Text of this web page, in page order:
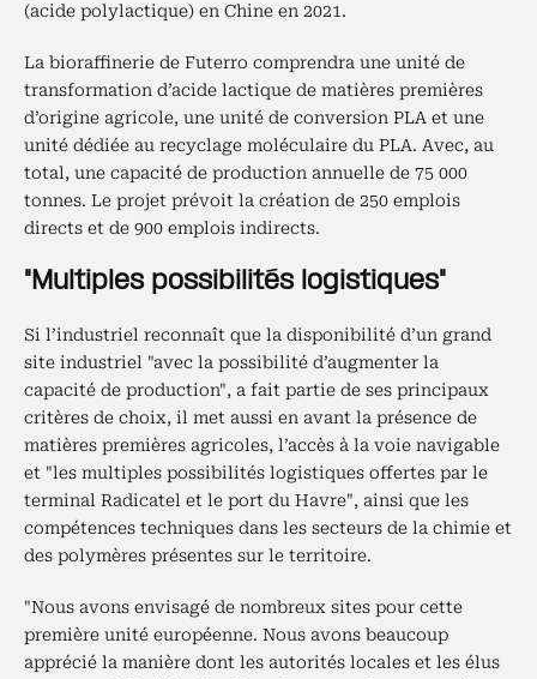
(acide polylactique) en Chine en 2021.
La bioraffinerie de Futerro comprendra une unité de
transformation d’acide lactique de matières premières
d’origine agricole, une unité de conversion PLA et une
unité dédiée au recyclage moléculaire du PLA. Avec, au
total, une capacité de production annuelle de 75 000
tonnes. Le projet prévoit la création de 250 emplois
directs et de 900 emplois indirects.
"Multiples possibilités logistiques"
Si l’industriel reconnaît que la disponibilité d’un grand
site industriel "avec la possibilité d’augmenter la
capacité de production", a fait partie de ses principaux
critères de choix, il met aussi en avant la présence de
matières premières agricoles, l’accès à la voie navigable
et "les multiples possibilités logistiques offertes par le
terminal Radicatel et le port du Havre", ainsi que les
compétences techniques dans les secteurs de la chimie et
des polymères présentes sur le territoire.
"Nous avons envisagé de nombreux sites pour cette
première unité européenne. Nous avons beaucoup
apprécié la manière dont les autorités locales et les élus